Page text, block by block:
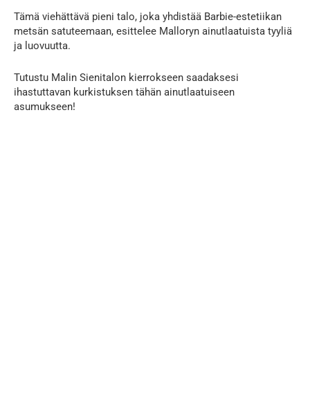
Tämä viehättävä pieni talo, joka yhdistää Barbie-estetiikan
metsän satuteemaan, esittelee Malloryn ainutlaatuista tyyliä
ja luovuutta.
Tutustu Malin Sienitalon kierrokseen saadaksesi
ihastuttavan kurkistuksen tähän ainutlaatuiseen
asumukseen!